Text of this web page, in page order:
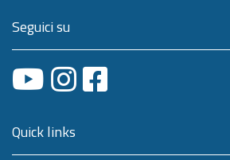
Seguici su
Quick links